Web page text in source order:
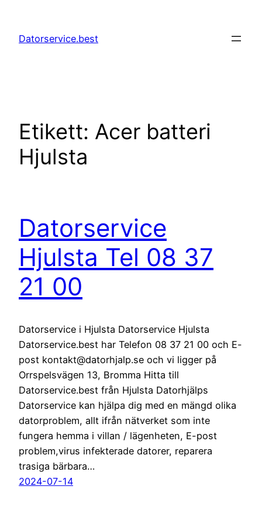
innehåll
Datorservice.best
Etikett: Acer batteri
Hjulsta
Datorservice
Hjulsta Tel 08 37
21 00
Datorservice i Hjulsta Datorservice Hjulsta
Datorservice.best har Telefon 08 37 21 00 och E-
post kontakt@datorhjalp.se och vi ligger på
Orrspelsvägen 13, Bromma Hitta till
Datorservice.best från Hjulsta Datorhjälps
Datorservice kan hjälpa dig med en mängd olika
datorproblem, allt ifrån nätverket som inte
fungera hemma i villan / lägenheten, E-post
problem,virus infekterade datorer, reparera
trasiga bärbara…
2024-07-14